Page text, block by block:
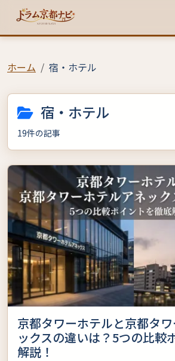
ホーム 宿・ホテル
宿・ホテル
19件の記事
京都タワーホテルと京都タ
ックスの違いは？5つの比較
解説！